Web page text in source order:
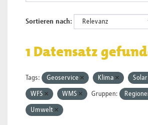
Sortieren nach
1 Datensatz
Tags: Geoservice Klima Solar
WFS WMS Gruppen:
Umwelt